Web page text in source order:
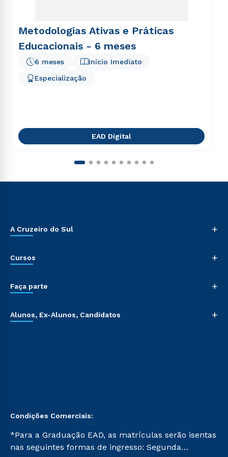
Metodologias Ativas e Práticas
Educacionais - 6 meses
Início Imediato
6 meses
Especialização
EAD Digital
A Cruzeiro do Sul +
Cursos +
Faça parte +
Alunos, Ex-Alunos, Candidatos +
Condições Comerciais:
*Para a Graduação EAD, as matrículas serão isentas
nas seguintes formas de ingresso: Segunda